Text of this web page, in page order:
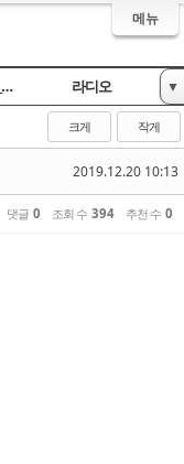
메뉴
주말의 명화_옛날TV 라디오 ▼
크게 작게
2019.12.20 10:13
댓글 0 조회 수 394 추천 수 0